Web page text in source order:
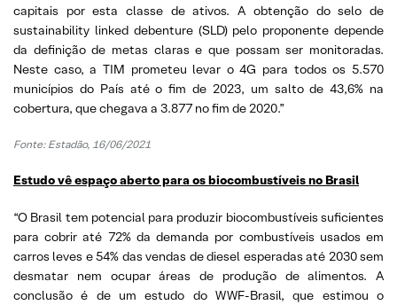
capitais por esta classe de ativos. A obtenção do selo de
sustainability linked debenture (SLD) pelo proponente depende
da definição de metas claras e que possam ser monitoradas.
Neste caso, a TIM prometeu levar o 4G para todos os 5.570
municípios do País até o fim de 2023, um salto de 43,6% na
cobertura, que chegava a 3.877 no fim de 2020.”
Fonte: Estadão, 16/06/2021
Estudo vê espaço aberto para os biocombustíveis no Brasil
“O Brasil tem potencial para produzir biocombustíveis suficientes
para cobrir até 72% da demanda por combustíveis usados em
carros leves e 54% das vendas de diesel esperadas até 2030 sem
desmatar nem ocupar áreas de produção de alimentos. A
conclusão é de um estudo do WWF-Brasil, que estimou o